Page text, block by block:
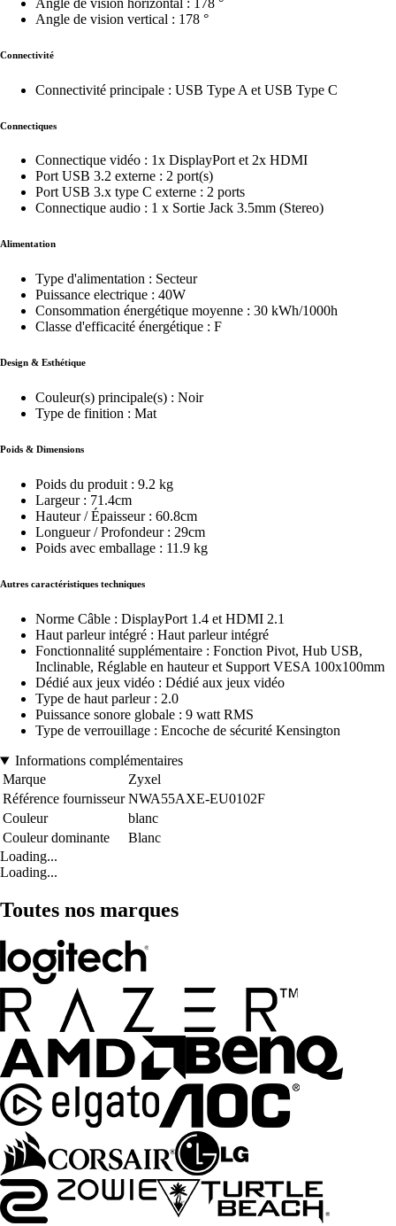
Angle de vision vertical : 178 °
Connectivité
Connectivité principale : USB Type A et USB Type C
Connectiques
Connectique vidéo : 1x DisplayPort et 2x HDMI
Port USB 3.2 externe : 2 port(s)
Port USB 3.x type C externe : 2 ports
Connectique audio : 1 x Sortie Jack 3.5mm (Stereo)
Alimentation
Type d'alimentation : Secteur
Puissance electrique : 40W
Consommation énergétique moyenne : 30 kWh/1000h
Classe d'efficacité énergétique : F
Design & Esthétique
Couleur(s) principale(s) : Noir
Type de finition : Mat
Poids & Dimensions
Poids du produit : 9.2 kg
Largeur : 71.4cm
Hauteur / Épaisseur : 60.8cm
Longueur / Profondeur : 29cm
Poids avec emballage : 11.9 kg
Autres caractéristiques techniques
Norme Câble : DisplayPort 1.4 et HDMI 2.1
Haut parleur intégré : Haut parleur intégré
Fonctionnalité supplémentaire : Fonction Pivot, Hub USB,
Inclinable, Réglable en hauteur et Support VESA 100x100mm
Dédié aux jeux vidéo : Dédié aux jeux vidéo
Type de haut parleur : 2.0
Puissance sonore globale : 9 watt RMS
Type de verrouillage : Encoche de sécurité Kensington
Informations complémentaires
Marque
Zyxel
Référence fournisseur NWA55AXE-EU0102F
Couleur
blanc
Couleur dominante
Blanc
Loading...
Loading...
Toutes nos marques